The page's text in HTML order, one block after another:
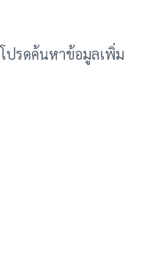
โปรดค้นหาข้อมูลเพิ่ม